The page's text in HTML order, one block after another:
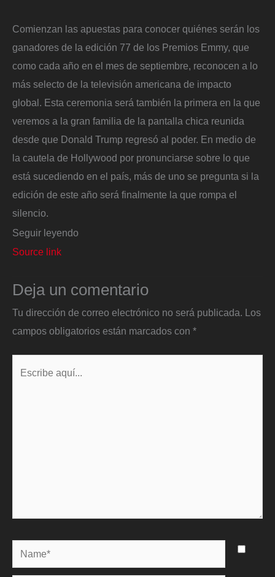
Comienzan las apuestas para conocer quiénes serán los
ganadores de la edición 77 de los Premios Emmy, que
como cada año en el mes de septiembre, reconocen a lo
más selecto de la televisión americana de impacto
global. Esta ceremonia será también la primera en la que
veremos a la gran familia de la pantalla chica reunida
desde que Donald Trump regresó al poder. En medio de
la cautela de Hollywood por pronunciarse sobre lo que
está sucediendo en el país, más de uno se pregunta si la
edición de este año será finalmente la que rompa el
silencio.
Seguir leyendo
Source link
Deja un comentario
Tu dirección de correo electrónico no será publicada. Los
campos obligatorios están marcados con *
Name*